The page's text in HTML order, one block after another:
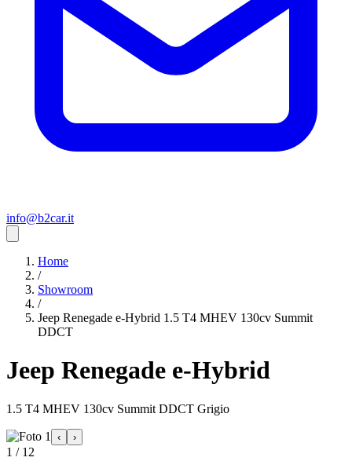
info@b2car.it
Home
/
Showroom
/
Jeep Renegade e-Hybrid 1.5 T4 MHEV 130cv Summit
DDCT
Jeep Renegade e-Hybrid
1.5 T4 MHEV 130cv Summit DDCT Grigio
‹ ›
1 / 12